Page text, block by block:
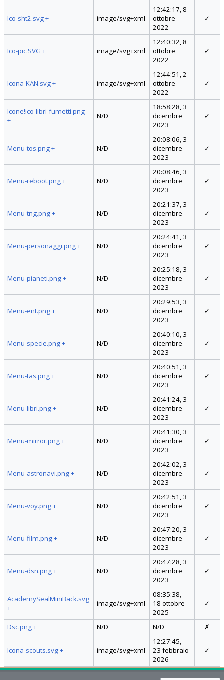
Ico-sht2.svg+ image/svg+xml
12:42:17, 8
ottobre
2022
✓
Ico-pic.SVG + image/svg+xml
12:40:32, 8
ottobre
2022
✓
Icona-KAN.svg+ image/svg+xml
12:44:51, 2
ottobre
2022
✓
Icone!ico-libri-fumetti.png
+
N/D
18:58:28, 3
dicembre
2023
✓
Menu-tos.png+ N/D
20:08:06, 3
dicembre
2023
✓
Menu-reboot.png+ N/D
20:08:46, 3
dicembre
2023
✓
Menu-tng.png+ N/D
20:21:37, 3
dicembre
2023
✓
Menu-personaggi.png+ N/D
20:24:41, 3
dicembre
2023
✓
Menu-pianeti.png+ N/D
20:25:18, 3
dicembre
2023
✓
Menu-ent.png+ N/D
20:29:53, 3
dicembre
2023
✓
Menu-specie.png+ N/D
20:40:10, 3
dicembre
2023
✓
Menu-tas.png+ N/D
20:40:51, 3
dicembre
2023
✓
Menu-libri.png+ N/D
20:41:24, 3
dicembre
2023
✓
Menu-mirror.png+ N/D
20:41:30, 3
dicembre
2023
✓
Menu-astronavi.png+ N/D
20:42:02, 3
dicembre
2023
✓
Menu-voy.png+ N/D
20:42:51, 3
dicembre
2023
✓
Menu-film.png+ N/D
20:47:20, 3
dicembre
2023
✓
Menu-dsn.png+ N/D
20:47:28, 3
dicembre
2023
✓
AcademySealMiniBack.svg
+
image/svg+xml
08:35:38,
18 ottobre
2025
✓
Dsc.png+ N/D N/D ✗
Icona-scouts.svg+ image/svg+xml
12:27:45,
23 febbraio
2026
✓